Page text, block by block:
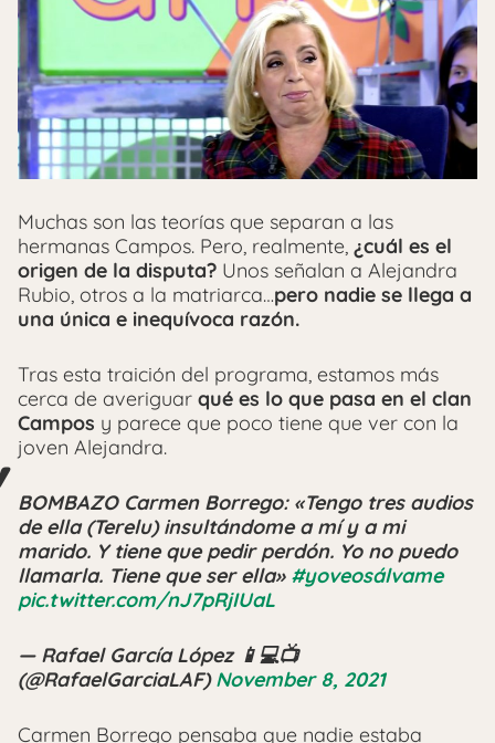
Muchas son las teorías que separan a las
hermanas Campos. Pero, realmente, ¿cuál es el
origen de la disputa? Unos señalan a Alejandra
Rubio, otros a la matriarca…pero nadie se llega a
una única e inequívoca razón.
Tras esta traición del programa, estamos más
cerca de averiguar qué es lo que pasa en el clan
Campos y parece que poco tiene que ver con la
joven Alejandra.
BOMBAZO Carmen Borrego: «Tengo tres audios
de ella (Terelu) insultándome a mí y a mi
marido. Y tiene que pedir perdón. Yo no puedo
llamarla. Tiene que ser ella» #yoveosálvame
pic.twitter.com/nJ7pRjIUaL
— Rafael García López 📱💻📺
(@RafaelGarciaLAF)November 8, 2021
Carmen Borrego pensaba que nadie estaba